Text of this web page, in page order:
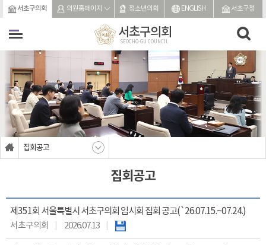
본문바로가기
서초구의회 의원홈페이지 청소년의회 ENGLISH 서초구청
서초구의회
SEOCHO-GU COUNCIL
집회공고
집회공고
제351회 서울특별시 서초구의회 임시회 집회 공고(`26.07.15.~07.24.)
서초구의회
2026.07.13